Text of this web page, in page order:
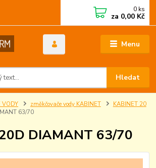
Menu
Hledat
0 ks
za 0,00 Kč
VODY změkčovače vody KABINET
KABINET 20
63/70
DIAMANT 63/70